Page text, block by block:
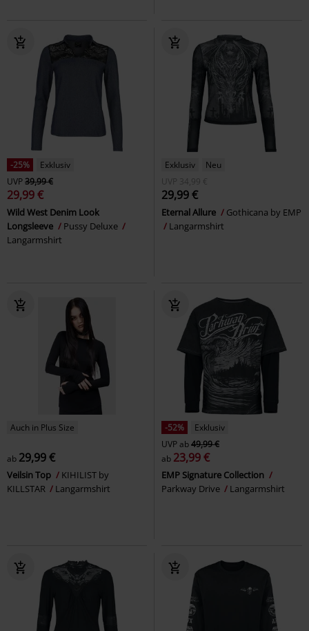
-25%
Exklusiv
UVP39,99 €
29,99 €
Wild West Denim Look
Longsleeve
Pussy Deluxe
Langarmshirt
Exklusiv
Neu
UVP
34,99 €
29,99 €
Eternal Allure
Gothicana by EMP
Langarmshirt
Auch in Plus Size
ab 29,99 €
Veilsin Top
KIHILIST by
KILLSTAR
Langarmshirt
-52%
Exklusiv
UVPab49,99 €
ab 23,99 €
EMP Signature Collection
Parkway Drive
Langarmshirt